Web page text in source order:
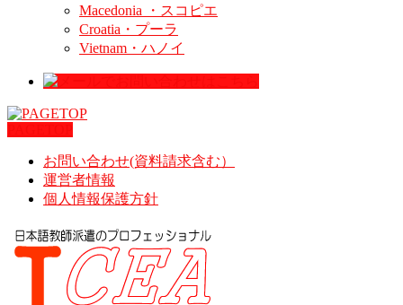
Macedonia ・スコピエ
Croatia・プーラ
Vietnam・ハノイ
お問い合わせ(資料請求含む）
運営者情報
個人情報保護方針